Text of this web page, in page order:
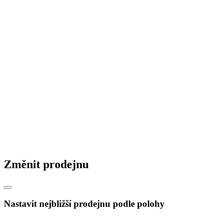
Změnit prodejnu
Nastavit nejbližší prodejnu podle polohy